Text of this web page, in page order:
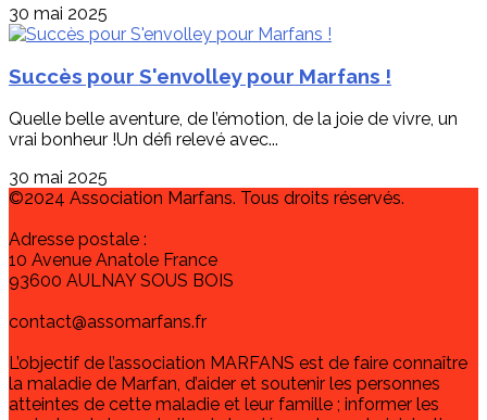
30 mai 2025
Succès pour S'envolley pour Marfans !
Quelle belle aventure, de l’émotion, de la joie de vivre, un
vrai bonheur !Un défi relevé avec...
30 mai 2025
©2024 Association Marfans. Tous droits réservés.
Adresse postale :
10 Avenue Anatole France
93600 AULNAY SOUS BOIS
contact@assomarfans.fr
L’objectif de l’association MARFANS est de faire connaître
la maladie de Marfan, d’aider et soutenir les personnes
atteintes de cette maladie et leur famille ; informer les